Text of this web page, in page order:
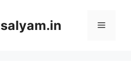
Menu